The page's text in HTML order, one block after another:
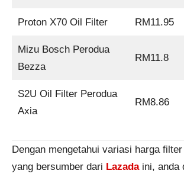
Proton X70 Oil Filter RM11.95
Mizu Bosch Perodua
Bezza
RM11.8
S2U Oil Filter Perodua
Axia
RM8.86
Dengan mengetahui variasi harga
yang bersumber dari Lazadaini, anda